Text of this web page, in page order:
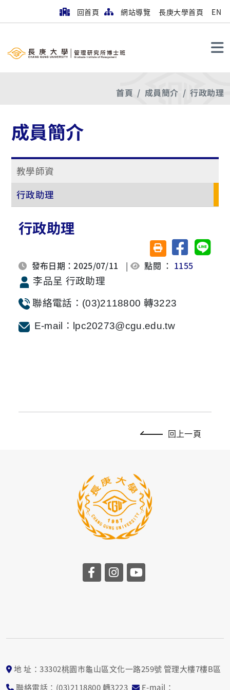
回首頁 網站導覽 長庚大學首頁 EN
首頁 成員簡介 行政助理
成員簡介
教學師資
行政助理
行政助理
友善列印(另開視窗)
分享至臉書分享
發布日期：2025/07/11 | 點閱 ： 1155
李品呈 行政助理
聯絡電話： (03)2118800 轉3223
E-mail ：lpc20273@cgu.edu.tw
回上一頁
地 址：33302桃園市龜山區文化一路259號 管理大樓7樓B區
聯絡電話：(03)2118800 轉3223
E-mail：